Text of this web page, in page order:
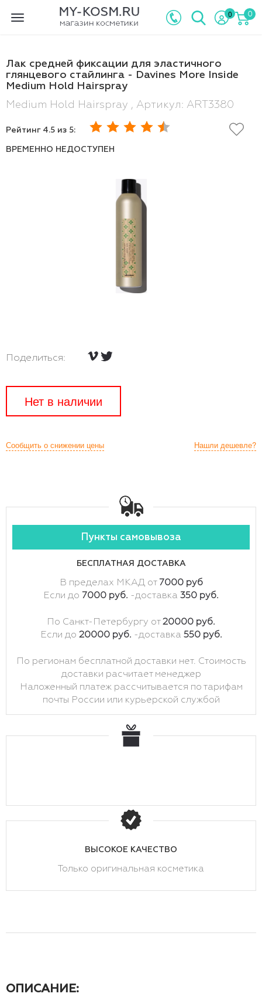
Toggle
0 0
Лак средней фиксации для эластичного
глянцевого стайлинга - Davines More Inside
Medium Hold Hairspray
Medium Hold Hairspray , Артикул: ART3380
Рейтинг 4.5 из 5:
ВРЕМЕННО НЕДОСТУПЕН
Поделиться:
Нет в наличии
Нашли дешевле?
Сообщить о снижении цены
Пункты самовывоза
БЕСПЛАТНАЯ ДОСТАВКА
В пределах МКАД от 7000 руб
Если до 7000 руб. -доставка 350 руб.
По Санкт-Петербургу от20000 руб.
Если до 20000 руб. -доставка 550 руб.
По регионам бесплатной доставки нет. Стоимость
доставки расчитает менеджер
Наложенный платеж рассчитывается по тарифам
почты России или курьерской службой
ВЫСОКОЕ КАЧЕСТВО
Только оригинальная косметика
ОПИСАНИЕ: